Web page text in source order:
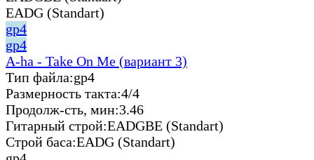
EADG (Standart)
gp4
gp4
A-ha - Take On Me (вариант 3)
Тип файла:gp4
Размерность такта:4/4
Продолж-сть, мин:3.46
Гитарный строй:EADGBE (Standart)
Строй баса:EADG (Standart)